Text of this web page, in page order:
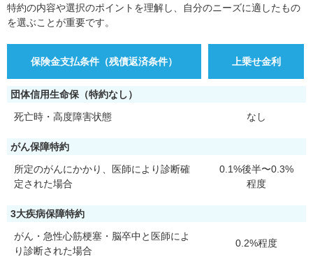
特約の内容や選択のポイントを理解し、自分のニーズに適したもの
を選ぶことが重要です。
保険金支払条件（残債返済条件） 上乗せ金利
団体信用生命保（特約なし）
死亡時・高度障害状態
なし
がん保障特約
所定のがんにかかり、医師により診断確
定された場合
0.1%後半〜0.3%
程度
3大疾病保障特約
がん・急性心筋梗塞・脳卒中と医師によ
り診断された場合
0.2%程度